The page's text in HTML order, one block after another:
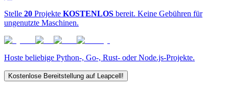
Stelle 20 Projekte KOSTENLOS bereit. Keine Gebühren für
ungenutzte Maschinen.
Hoste beliebige Python-, Go-, Rust- oder Node.js-Projekte.
Kostenlose Bereitstellung auf Leapcell!